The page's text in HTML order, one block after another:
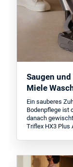
Saugen
Miele
Ein sauberes
Bodenpflege ist
danach
Triflex HX3 Plus